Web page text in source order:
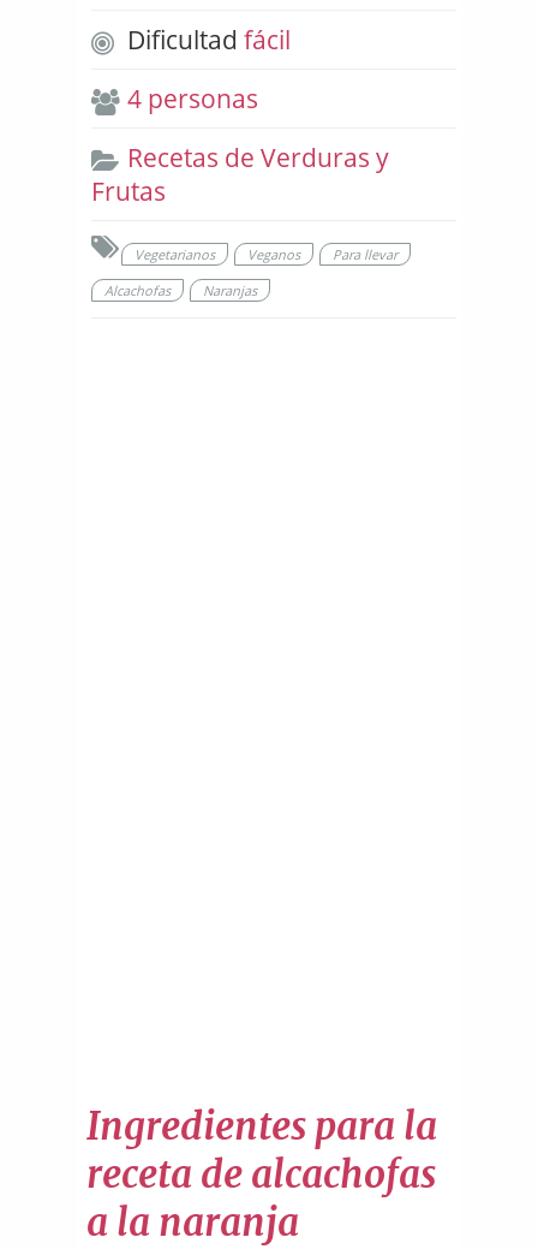
Dificultad fácil
4 personas
Recetas de Verduras y
Frutas
Vegetarianos Veganos
Para llevar
Alcachofas
Naranjas
Ingredientes para la
receta de alcachofas
a la naranja